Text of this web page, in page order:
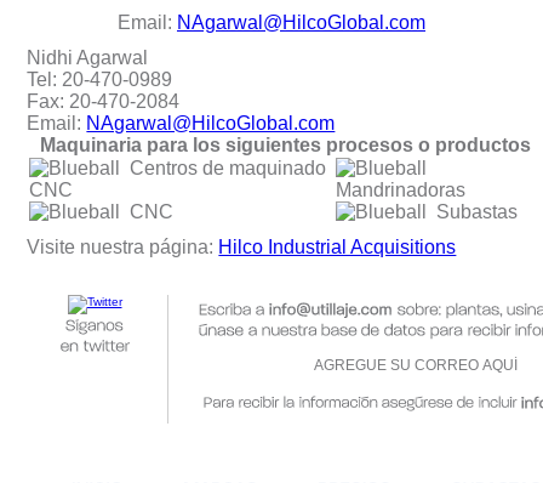
Email: NAgarwal@HilcoGlobal.com
Nidhi Agarwal
Tel: 20-470-0989
Fax: 20-470-2084
Email: NAgarwal@HilcoGlobal.com
Maquinaria para los siguientes procesos o productos
Centros de maquinado
CNC
CNC
Mandrinadoras
Subastas
Visite nuestra página: Hilco Industrial Acquisitions